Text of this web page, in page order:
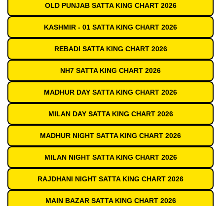
OLD PUNJAB SATTA KING CHART 2026
KASHMIR - 01 SATTA KING CHART 2026
REBADI SATTA KING CHART 2026
NH7 SATTA KING CHART 2026
MADHUR DAY SATTA KING CHART 2026
MILAN DAY SATTA KING CHART 2026
MADHUR NIGHT SATTA KING CHART 2026
MILAN NIGHT SATTA KING CHART 2026
RAJDHANI NIGHT SATTA KING CHART 2026
MAIN BAZAR SATTA KING CHART 2026